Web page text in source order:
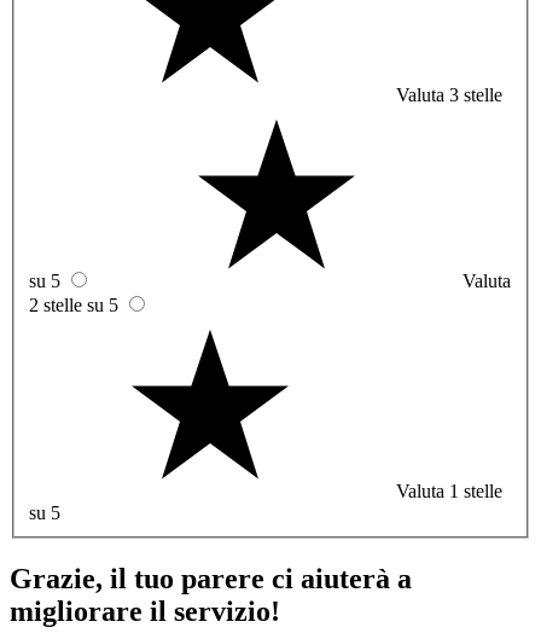
Valuta 3 stelle
su 5
Valuta
2 stelle su 5
Valuta 1 stelle
su 5
Grazie, il tuo parere ci aiuterà a
migliorare il servizio!